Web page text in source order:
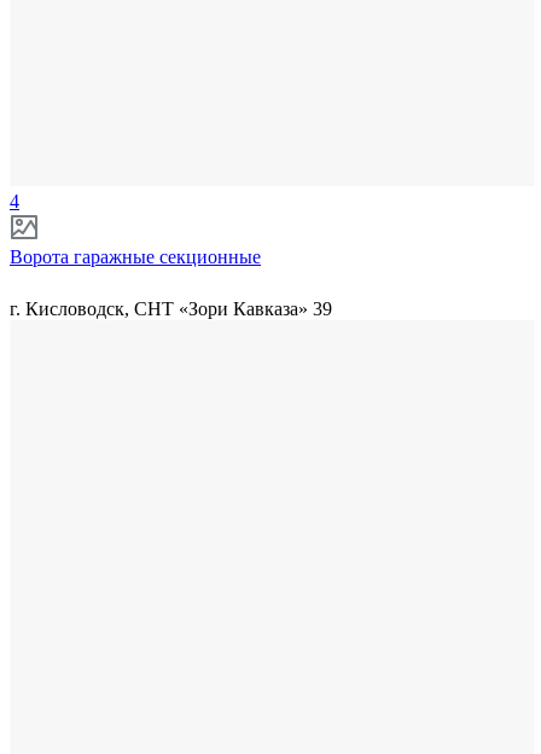
4
Ворота гаражные секционные
г. Кисловодск, СНТ «Зори Кавказа» 39